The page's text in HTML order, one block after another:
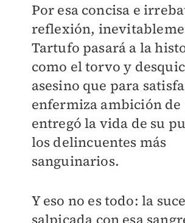
Por esa concisa e
reflexión,
Tartufo pasará a la
como el torvo y
asesino que para
enfermiza ambición
entregó la vida de su
los delincuentes más
sanguinarios.
Y eso no es todo: la